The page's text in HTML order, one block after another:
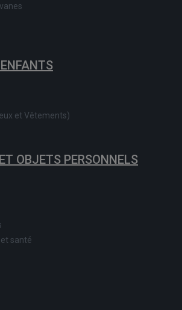
et Vêtements)
OBJETS PERSONNELS
santé